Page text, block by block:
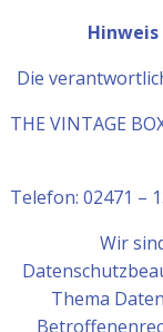
Die
THE VINTAGE
Telefon: 02471 –
Wir
Thema